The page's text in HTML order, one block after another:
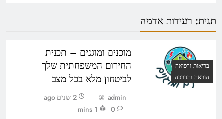
תגית: רעידות אדמה
בריאות ורפואה
הוראה והדרכה
מוכנים ומוגנים – תכנית
החירום המשפחתית שלך
לביטחון מלא בכל מצב
admin
2 שנים ago
0
1 mins